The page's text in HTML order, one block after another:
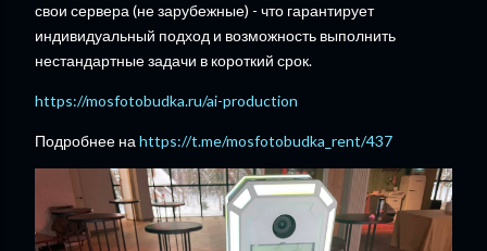
свои сервера (не зарубежные) - что гарантирует
индивидуальный подход и возможность выполнить
нестандартные задачи в короткий срок.
https://mosfotobudka.ru/ai-production
Подробнее на https://t.me/mosfotobudka_rent/437